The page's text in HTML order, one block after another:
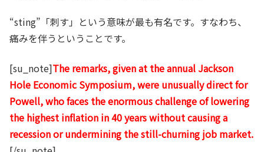
“sting”「刺す」という意味が最も有名です。すなわち、
痛みを伴うということです。
[su_note]The remarks, given at the annual Jackson
Hole Economic Symposium, were unusually direct for
Powell, who faces the enormous challenge of lowering
the highest inflation in 40 years without causing a
recession or undermining the still-churning job market.